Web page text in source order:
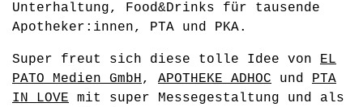
Unterhaltung, Food&Drinks für tausende
Apotheker:innen, PTA und PKA.
Super freut sich diese tolle Idee von EL
PATO Medien GmbH, APOTHEKE ADHOC und PTA
IN LOVE mit super Messegestaltung und als